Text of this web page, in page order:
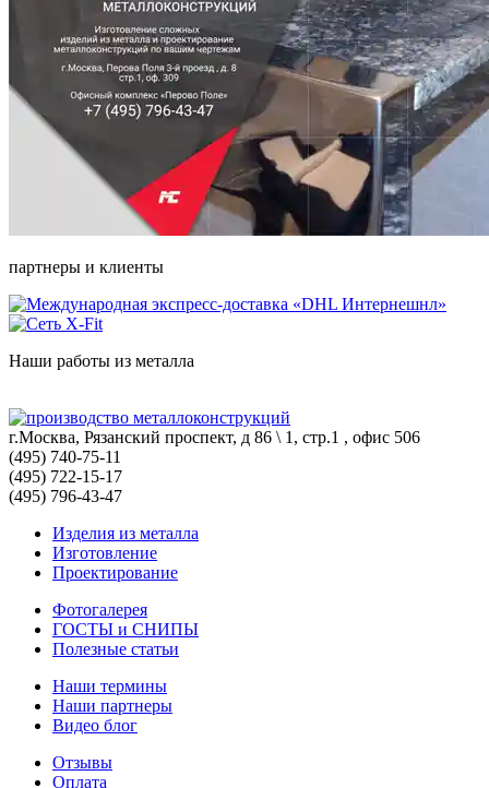
партнеры и клиенты
Наши работы из металла
г.Москва, Рязанский проспект, д 86 \ 1, стр.1 , офис 506
(495) 740-75-11
(495) 722-15-17
(495) 796-43-47
Изделия из металла
Изготовление
Проектирование
Фотогалерея
ГОСТЫ и СНИПЫ
Полезные статьи
Наши термины
Наши партнеры
Видео блог
Отзывы
Оплата